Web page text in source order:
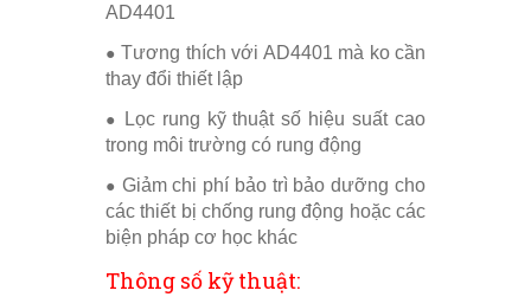
AD4401
● Tương thích với AD4401 mà ko cần
thay đổi thiết lập
●
Lọc rung kỹ thuật số hiệu suất cao
trong môi trường có rung động
● Giảm chi phí bảo trì bảo dưỡng cho
các thiết bị chống rung động hoặc các
biện pháp cơ học khác
Thông số kỹ thuật: